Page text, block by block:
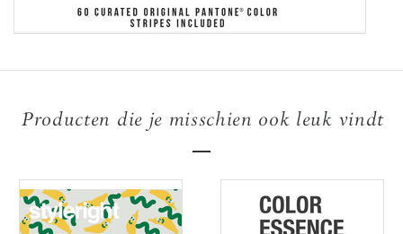
Producten die je misschien ook leuk vindt